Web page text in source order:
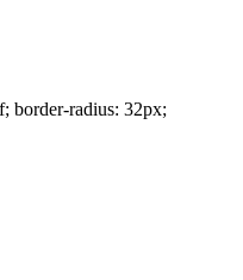
border-radius: 32px;